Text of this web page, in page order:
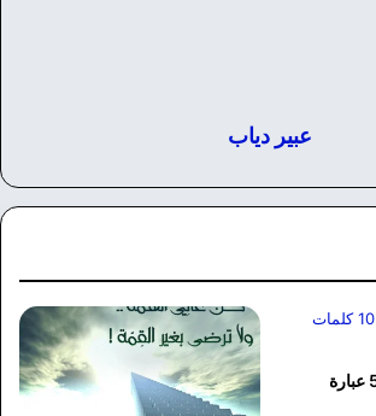
عبير دياب
عبارات غامضة جدا 50 عبارة